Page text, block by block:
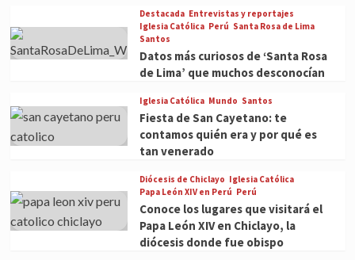
Destacada Entrevistas y reportajes
Iglesia Católica Perú Santa Rosa de Lima
Santos
Datos más curiosos de ‘Santa Rosa
de Lima’ que muchos desconocían
Iglesia Católica Mundo Santos
Fiesta de San Cayetano: te
contamos quién era y por qué es
tan venerado
Diócesis de Chiclayo Iglesia Católica
Papa León XIV en Perú Perú
Conoce los lugares que visitará el
Papa León XIV en Chiclayo, la
diócesis donde fue obispo